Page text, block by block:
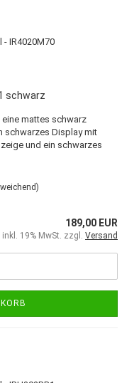
schwarz
eine mattes schwarz
schwarzes Display mit
und ein schwarzes
189,00 EUR
inkl. 19% MwSt. zzgl. Versand